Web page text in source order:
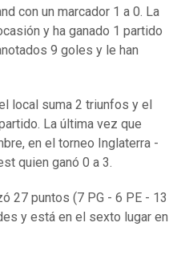
con un marcador 1 a 0. La
y ha ganado 1 partido
9 goles y le han
local suma 2 triunfos y el
La última vez que
en el torneo Inglaterra -
quien ganó 0 a 3.
27 puntos (7 PG - 6 PE - 13
y está en el sexto lugar en